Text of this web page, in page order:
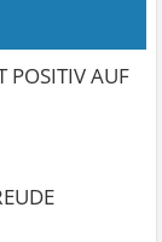
POSITIV AUF